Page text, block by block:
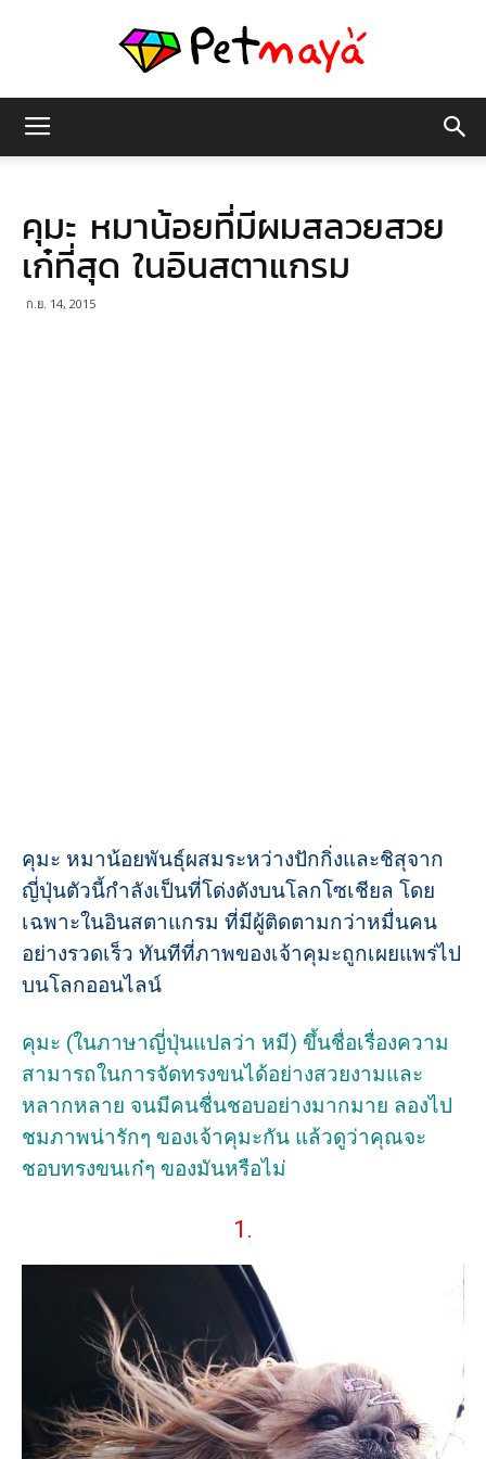
มายา
คุมะ หมาน้อยที่มีผมสลวยสวย
เก๋ที่สุด ในอินสตาแกรม
ก.ย. 14, 2015
คุมะ หมาน้อยพันธุ์ผสมระหว่างปักกิ่งและชิสุจาก
ญี่ปุ่นตัวนี้กำลังเป็นที่โด่งดังบนโลกโซเชียล โดย
เฉพาะในอินสตาแกรม ที่มีผู้ติดตามกว่าหมื่นคน
อย่างรวดเร็ว ทันทีที่ภาพของเจ้าคุมะถูกเผยแพร่ไป
บนโลกออนไลน์
คุมะ (ในภาษาญี่ปุ่นแปลว่า หมี) ขึ้นชื่อเรื่องความ
สามารถในการจัดทรงขนได้อย่างสวยงามและ
หลากหลาย จนมีคนชื่นชอบอย่างมากมาย ลองไป
ชมภาพน่ารักๆ ของเจ้าคุมะกัน แล้วดูว่าคุณจะ
ชอบทรงขนเก๋ๆ ของมันหรือไม่
1.